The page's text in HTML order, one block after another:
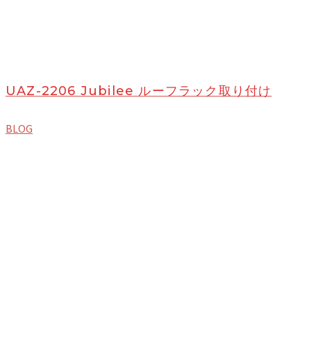
UAZ-2206 Jubilee ルーフラック取り付け
BLOG